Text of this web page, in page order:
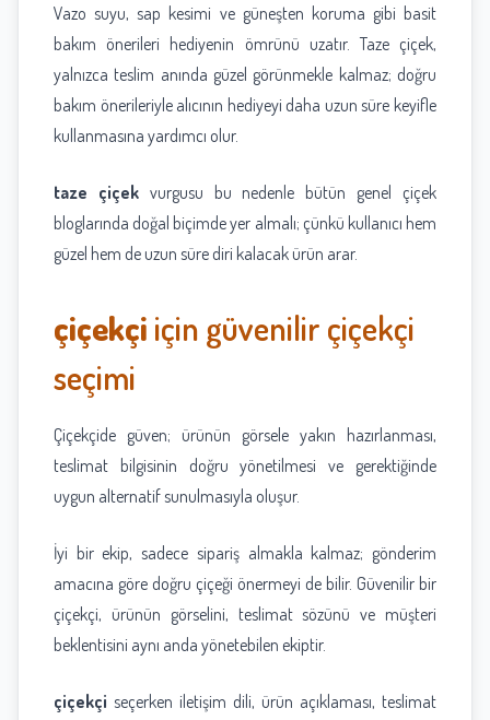
Vazo suyu, sap kesimi ve güneşten koruma gibi basit
bakım önerileri hediyenin ömrünü uzatır. Taze çiçek,
yalnızca teslim anında güzel görünmekle kalmaz; doğru
bakım önerileriyle alıcının hediyeyi daha uzun süre keyifle
kullanmasına yardımcı olur.
taze çiçekvurgusu bu nedenle bütün genel çiçek
bloglarında doğal biçimde yer almalı; çünkü kullanıcı hem
güzel hem de uzun süre diri kalacak ürün arar.
çiçekçi için güvenilir çiçekçi
seçimi
Çiçekçide güven; ürünün görsele yakın hazırlanması,
teslimat bilgisinin doğru yönetilmesi ve gerektiğinde
uygun alternatif sunulmasıyla oluşur.
İyi bir ekip, sadece sipariş almakla kalmaz; gönderim
amacına göre doğru çiçeği önermeyi de bilir. Güvenilir bir
çiçekçi, ürünün görselini, teslimat sözünü ve müşteri
beklentisini aynı anda yönetebilen ekiptir.
çiçekçi seçerken iletişim dili, ürün açıklaması, teslimat